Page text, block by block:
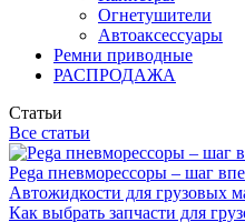
Огнетушители
Автоаксессуары
Ремни приводные
РАСПРОДАЖА
Статьи
Все статьи
Pega пневморессоры – шаг
Автожидкости для грузовых
Как выбрать запчасти для